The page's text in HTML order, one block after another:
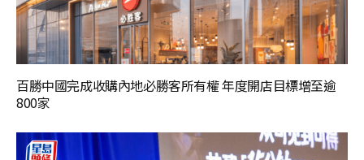
百勝中國完成收購內地必勝客所有權 年度開店目標增至逾
800家